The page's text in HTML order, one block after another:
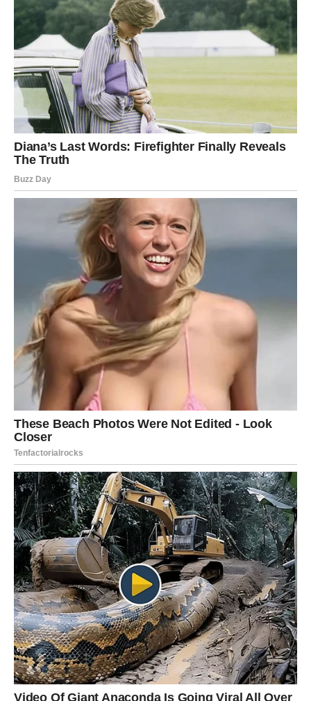
Ono što ste dugo osjećali u sebi sada konačno dobija
potvrdu.
Duša konačno zna na čemu je
Pred vama su trenuci puni emocija i olakšanja.
Ovaj horoskop mnogim znakovima Zodijaka donosi
odgovore koje traže godinama, ali posebno će ih osjetiti
Rakovi, Vage i Vodolije kojima sudbina konačno otkriva
istinu koja mijenja pogled na život i budućnost.
Ovo je period tokom kojeg univerzum pokazuje da svaki
odgovor dolazi tačno onda kada smo spremni da ga zaista
razumijemo.